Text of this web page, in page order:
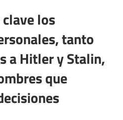
los
tanto
a Hitler y Stalin,
que